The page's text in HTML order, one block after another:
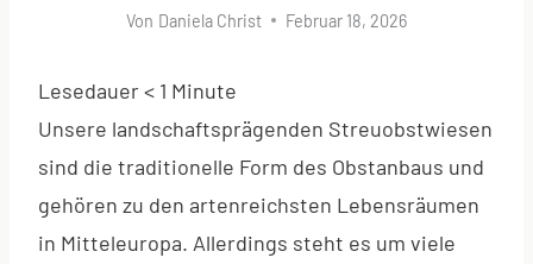
Von Daniela Christ Februar 18, 2026
Lesedauer< 1 Minute
Unsere landschaftsprägenden Streuobstwiesen
sind die traditionelle Form des Obstanbaus und
gehören zu den artenreichsten Lebensräumen
in Mitteleuropa. Allerdings steht es um viele